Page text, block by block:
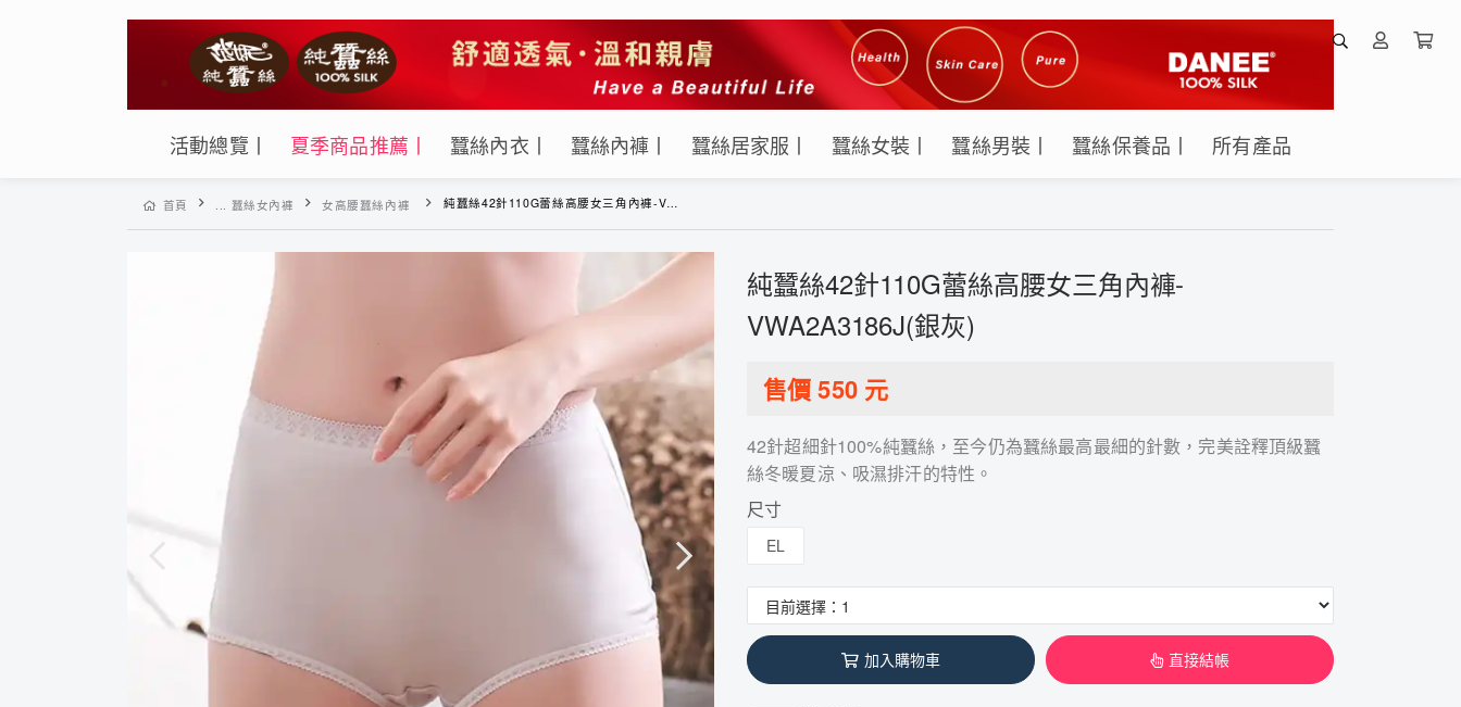
活動總覽丨 夏季商品推薦丨 蠶絲內衣丨 蠶絲內褲丨 蠶絲居家服丨 蠶絲女裝丨 蠶絲男裝丨 蠶絲保養品丨 所有產品
首頁 ... 蠶絲女內褲 女高腰蠶絲內褲 純蠶絲42針110G蕾絲高腰女三角內褲-VWA2A3186J(銀灰)
純蠶絲42針110G蕾絲高腰女三角內褲-
VWA2A3186J(銀灰)
售價550元
42針超細針100%純蠶絲，至今仍為蠶絲最高最細的針數，完美詮釋頂級蠶
絲冬暖夏涼、吸濕排汗的特性。
尺寸
EL
加入購物車 直接結帳